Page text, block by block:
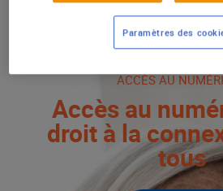
DROIT À LA CONNEXION
ACCÈS AU
Accès au
droit à la
tous
Paramètres des